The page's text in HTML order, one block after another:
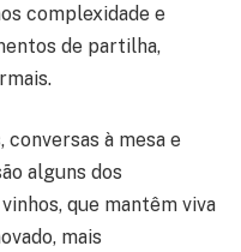
complexidade e
de partilha,
à mesa e
alguns dos
que mantêm viva
mais